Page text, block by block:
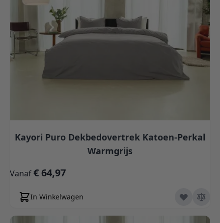
Kayori Puro Dekbedovertrek Katoen-Perkal
Warmgrijs
Vanaf€ 64,97
In Winkelwagen